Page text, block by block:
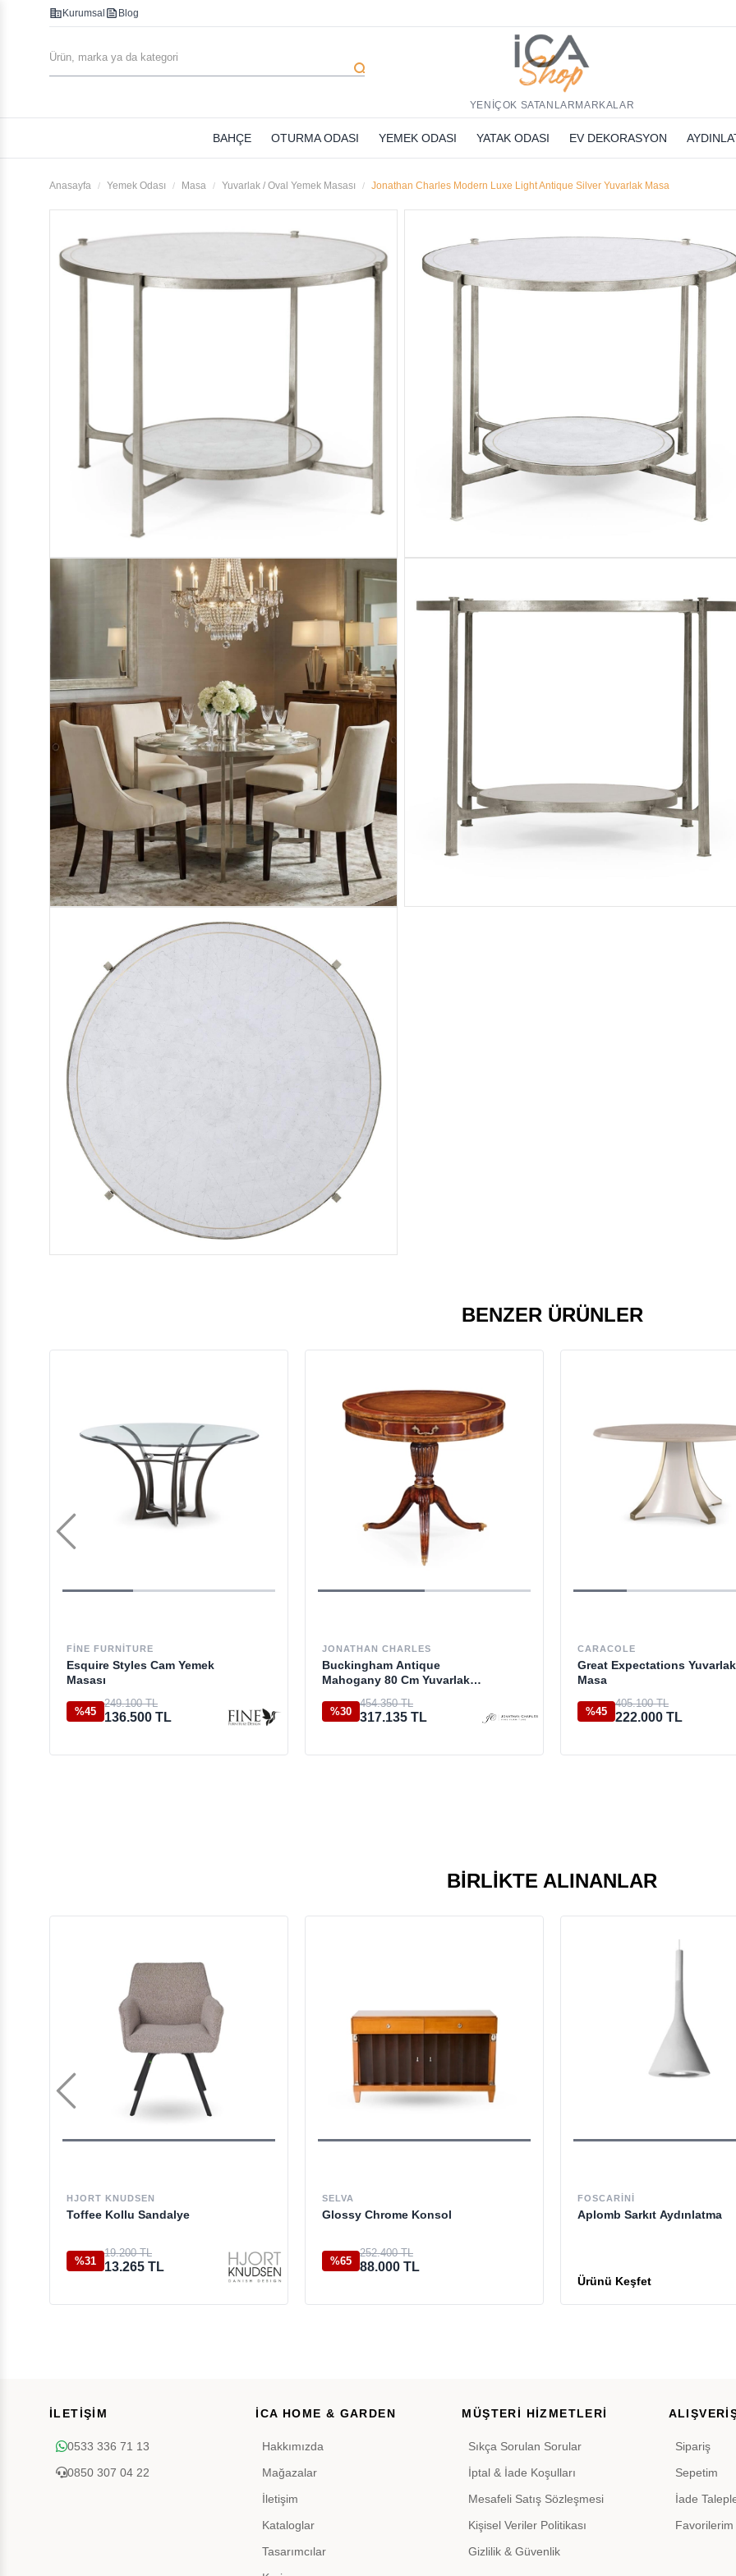
corporate_fare Kurumsal feed Blog
search
YENİÇOK SATANLAR MARKALAR
BAHÇE OTURMA ODASI YEMEK ODASI YATAK ODASI EV DEKORASYON
Anasayfa Yemek Odası Masa Yuvarlak / Oval Yemek Masası Jonathan Charles Modern Luxe Light Antique Silver Yuvarlak Masa
BENZER ÜRÜNLER
FINE FURNITURE
Esquire Styles Cam Yemek
Masası
%45
249.100 TL
136.500 TL
JONATHAN CHARLES
Buckingham Antique
Mahogany 80 Cm Yuvarlak
%30
454.350 TL
317.135 TL
CARACOLE
Great Expectations Yuvarlak
Masa
%45
405.100 TL
222.000 TL
BIRLIKTE ALINANLAR
HJORT KNUDSEN
Toffee Kollu Sandalye
%31
19.200 TL
13.265 TL
SELVA
Glossy Chrome Konsol
%65
252.400 TL
88.000 TL
FOSCARINI
Aplomb Sarkıt Aydınlatma
İLETİŞİM
0533 336 71 13
0850 307 04 22
İCA HOME & GARDEN
Hakkımızda
Mağazalar
İletişim
Kataloglar
Tasarımcılar
MÜŞTERİ HİZMETLERİ
Sıkça Sorulan Sorular
İptal & İade Koşulları
Mesafeli Satış Sözleşmesi
Kişisel Veriler Politikası
Gizlilik & Güvenlik
Sipariş
Sepetim
İade
Favorilerim